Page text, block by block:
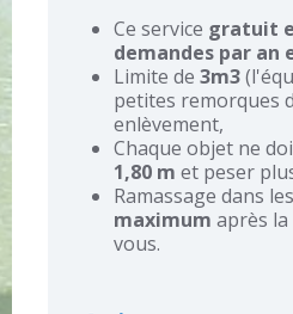
Ce service gratuit
demandes par an
Limite de3m3
petites remorques
enlèvement,
Chaque objet ne
1,80 m et peser
Ramassage dans les
maximum après
vous.